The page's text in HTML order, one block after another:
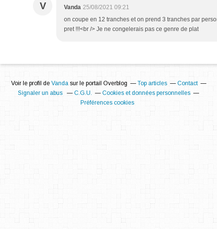
V Vanda 25/08/2021 09:21
on coupe en 12 tranches et on prend 3 tranches par
pret !!!<br /> Je ne congelerais pas ce genre de plat
Voir le profil de Vandasur le portail Overblog Top articles
Contact
Signaler un abus
C.G.U.
Cookies et données personnelles
Préférences cookies